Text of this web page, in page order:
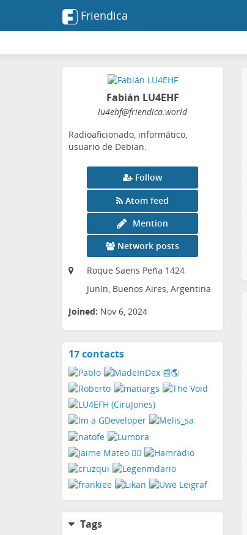
Friendica
Fabián LU4EHF
lu4ehf@friendica.world
Radioaficionado, informático,
usuario de Debian.
Follow
Atom feed
Mention
Network posts
Roque Saens Peña 1424
Junín, Buenos Aires, Argentina
Joined: Nov 6, 2024
17 contactsView
Tags